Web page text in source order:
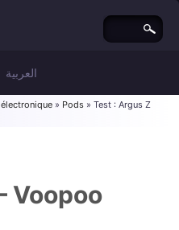
العربية
» Pods » Test : Argus Z
Voopoo